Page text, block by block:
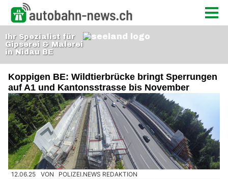
Koppigen BE: Wildtierbrücke bringt Sperrungen
auf A1 und Kantonsstrasse bis November
12.06.25 VON POLIZEI.NEWS REDAKTION